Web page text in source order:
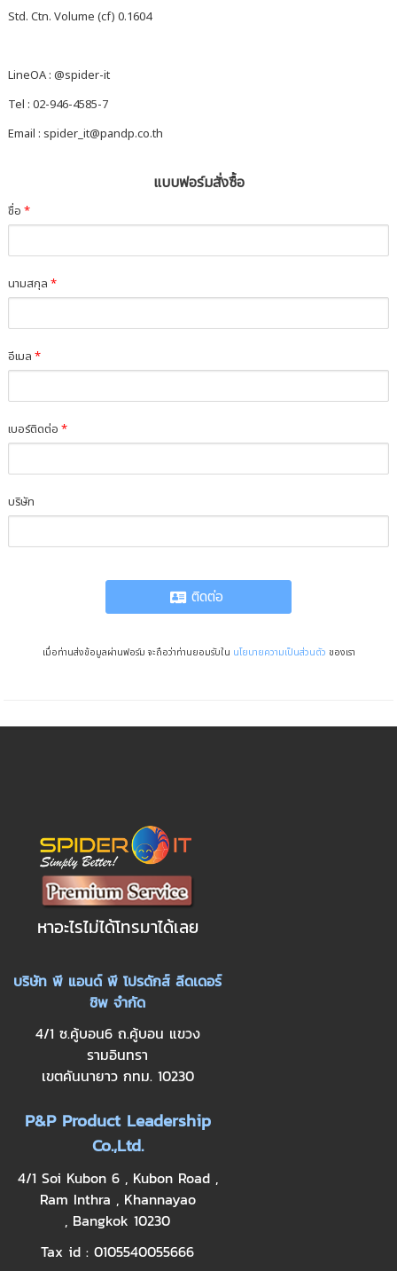
Std. Ctn. Volume (cf) 0.1604
LineOA : @spider-it
Tel : 02-946-4585-7
Email : spider_it@pandp.co.th
แบบฟอร์มสั่งซื้อ
ชื่อ*
นามสกุล*
อีเมล*
เบอร์ติดต่อ*
บริษัท
ติดต่อ
เมื่อท่านส่งข้อมูลผ่านฟอร์ม จะถือว่าท่านยอมรับใน นโยบายความเป็นส่วนตัว ของเรา
หาอะไรไม่ได้โทรมาได้เลย
บริษัท พี แอนด์ พี โปรดักส์ ลีดเดอร์
ชิพ จำกัด
4/1 ซ.คู้บอน6 ถ.คู้บอน แขวง
รามอินทรา
เขตคันนายาว กทม. 10230
P&P Product Leadership
Co.,Ltd.
4/1 Soi Kubon 6 , Kubon Road ,
Ram Inthra , Khannayao
, Bangkok 10230
Tax id : 0105540055666